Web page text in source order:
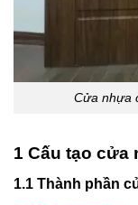
Cửa nhựa
1 Cấu tạo cửa
1.1 Thành phần